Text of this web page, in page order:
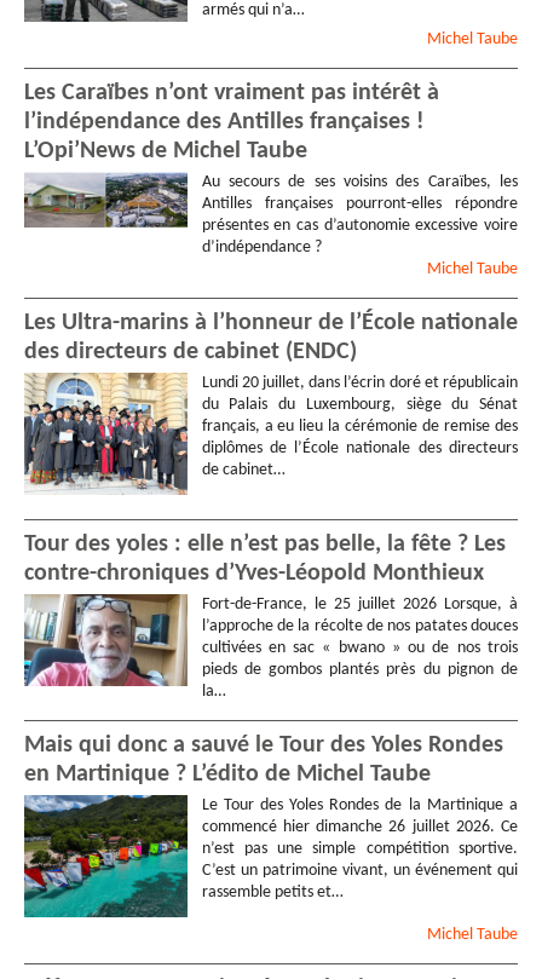
armés qui n’a…
Michel Taube
Les Caraïbes n’ont vraiment pas intérêt à
l’indépendance des Antilles françaises !
L’Opi’News de Michel Taube
Au secours de ses voisins des Caraïbes, les
Antilles françaises pourront-elles répondre
présentes en cas d’autonomie excessive voire
d’indépendance ?
Michel Taube
Les Ultra-marins à l’honneur de l’École nationale
des directeurs de cabinet (ENDC)
Lundi 20 juillet, dans l’écrin doré et républicain
du Palais du Luxembourg, siège du Sénat
français, a eu lieu la cérémonie de remise des
diplômes de l’École nationale des directeurs
de cabinet…
Tour des yoles : elle n’est pas belle, la fête ? Les
contre-chroniques d’Yves-Léopold Monthieux
Fort-de-France, le 25 juillet 2026 Lorsque, à
l’approche de la récolte de nos patates douces
cultivées en sac « bwano » ou de nos trois
pieds de gombos plantés près du pignon de
la…
Mais qui donc a sauvé le Tour des Yoles Rondes
en Martinique ? L’édito de Michel Taube
Le Tour des Yoles Rondes de la Martinique a
commencé hier dimanche 26 juillet 2026. Ce
n’est pas une simple compétition sportive.
C’est un patrimoine vivant, un événement qui
rassemble petits et…
Michel Taube